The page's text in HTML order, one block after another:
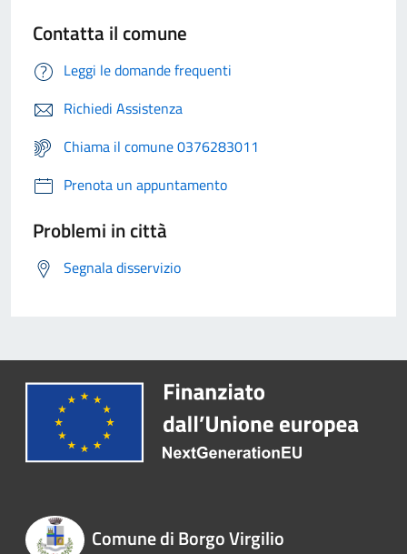
Contatta il comune
Leggi le domande frequenti
Richiedi Assistenza
Chiama il comune 0376283011
Prenota un appuntamento
Problemi in città
Segnala disservizio
Comune di Borgo Virgilio